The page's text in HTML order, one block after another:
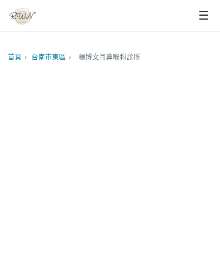
☰
首頁 › 台南市東區 › 楊博文耳鼻喉科診所